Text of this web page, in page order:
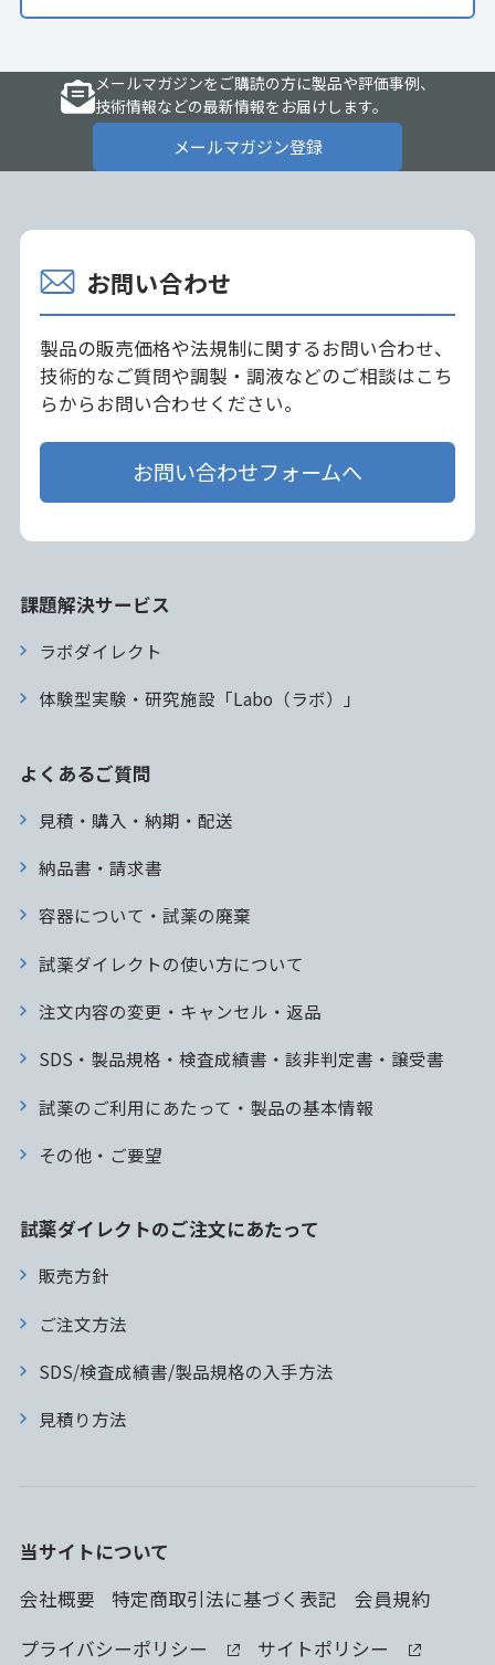
メールマガジンをご購読の方に製品や評価事例、
技術情報などの最新情報をお届けします。
メールマガジン登録
お問い合わせ
製品の販売価格や法規制に関するお問い合わせ、
技術的なご質問や調製・調液などのご相談はこち
らからお問い合わせください。
お問い合わせフォームへ
課題解決サービス
ラボダイレクト
体験型実験・研究施設「Labo（ラボ）」
よくあるご質問
見積・購入・納期・配送
納品書・請求書
容器について・試薬の廃棄
試薬ダイレクトの使い方について
注文内容の変更・キャンセル・返品
SDS・製品規格・検査成績書・該非判定書・譲受書
試薬のご利用にあたって・製品の基本情報
その他・ご要望
試薬ダイレクトのご注文にあたって
販売方針
ご注文方法
SDS/検査成績書/製品規格の入手方法
見積り方法
当サイトについて
会社概要
特定商取引法に基づく表記
会員規約
プライバシーポリシー
サイトポリシー